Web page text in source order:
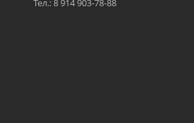
Тел.: 8 914 903-78-88